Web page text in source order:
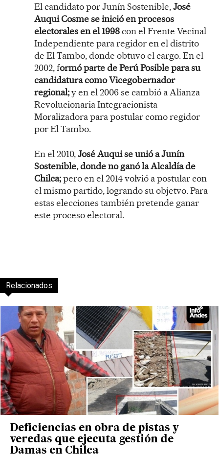
El candidato por Junín Sostenible,José
Auqui Cosme se inició en procesos
electorales en el 1998con el Frente Vecinal
Independiente para regidor en el distrito
de El Tambo, donde obtuvo el cargo. En el
2002, formó parte de Perú Posible para su
candidatura como Vicegobernador
regional;y en el 2006 se cambió a Alianza
Revolucionaria Integracionista
Moralizadora para postular como regidor
por El Tambo.
En el 2010,José Auqui se unió a Junín
Sostenible, donde no ganó la Alcaldía de
Chilca;pero en el 2014 volvió a postular con
el mismo partido, logrando su objetvo. Para
estas elecciones también pretende ganar
este proceso electoral.
Relacionados
Deficiencias en obra de pistas y
veredas que ejecuta gestión de
Damas en Chilca